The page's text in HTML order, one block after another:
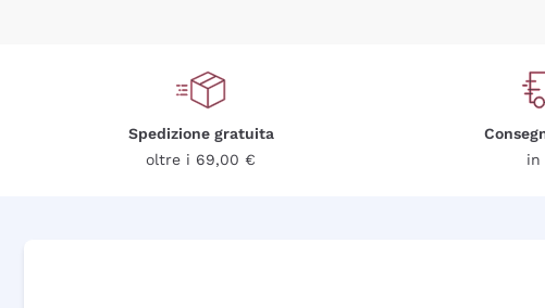
Spedizione gratuita
oltre i 69,00 €
in